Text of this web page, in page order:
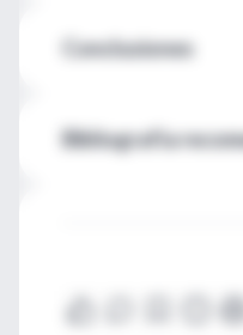
Conclusiones
Bibliografía